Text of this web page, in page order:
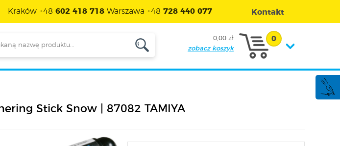
Kraków +48 602 418 718Warszawa +48 728 440 077 Kontakt
0,00 zł
zobacz koszyk
0
Stick Snow | 87082 TAMIYA